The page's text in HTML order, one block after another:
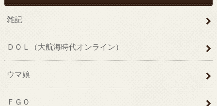
雑記
ＤＯＬ（大航海時代オンライン）
ウマ娘
ＦＧＯ